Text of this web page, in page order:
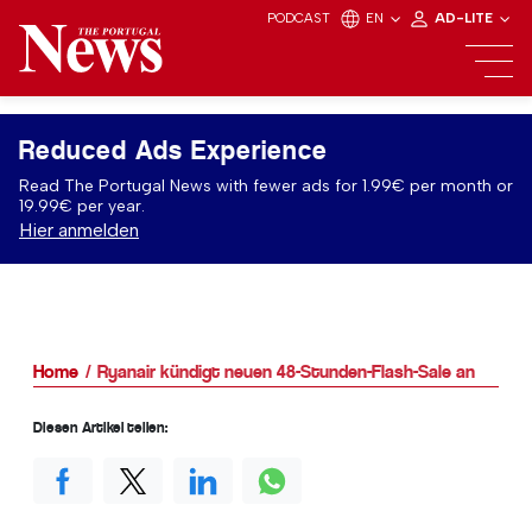
PODCAST EN AD-LITE
Reduced Ads Experience
Read The Portugal News with fewer ads for 1.99€ per month or
19.99€ per year.
Hier anmelden
Home Ryanair kündigt neuen 48-Stunden-Flash-Sale an
Diesen Artikel teilen: